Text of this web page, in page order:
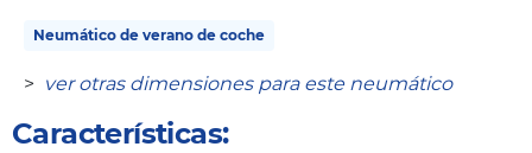
Neumático de verano de coche
> ver otras dimensiones para este neumático
Características: